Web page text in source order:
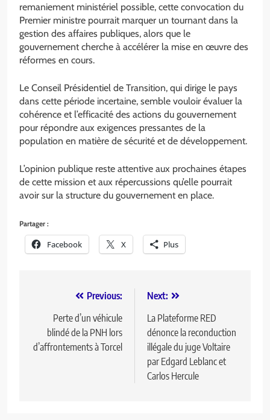
remaniement ministériel possible, cette convocation du
Premier ministre pourrait marquer un tournant dans la
gestion des affaires publiques, alors que le
gouvernement cherche à accélérer la mise en œuvre des
réformes en cours.
Le Conseil Présidentiel de Transition, qui dirige le pays
dans cette période incertaine, semble vouloir évaluer la
cohérence et l’efficacité des actions du gouvernement
pour répondre aux exigences pressantes de la
population en matière de sécurité et de développement.
L’opinion publique reste attentive aux prochaines étapes
de cette mission et aux répercussions qu’elle pourrait
avoir sur la structure du gouvernement en place.
Partager :
Facebook X Plus
Previous:
Perte d’un véhicule
blindé de la PNH lors
d’affrontements à Torcel
Next:
La Plateforme RED
dénonce la reconduction
illégale du juge Voltaire
par Edgard Leblanc et
Carlos Hercule